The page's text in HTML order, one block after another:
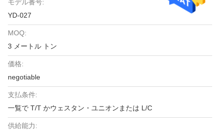
モデル番号:
YD-027
MOQ:
3 メートル トン
価格:
negotiable
支払条件:
一覧で T/T かウェスタン・ユニオンまたは L/C
供給能力: